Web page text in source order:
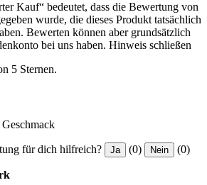
Kauf“ bedeutet, dass die Bewertung von
wurde, die dieses Produkt tatsächlich
Bewerten können aber grundsätzlich
bei uns haben. Hinweis schließen
5 Sternen.
für dich hilfreich? Ja (0) Nein (0)